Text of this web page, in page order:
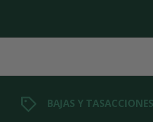
BAJAS Y TASACCIONES